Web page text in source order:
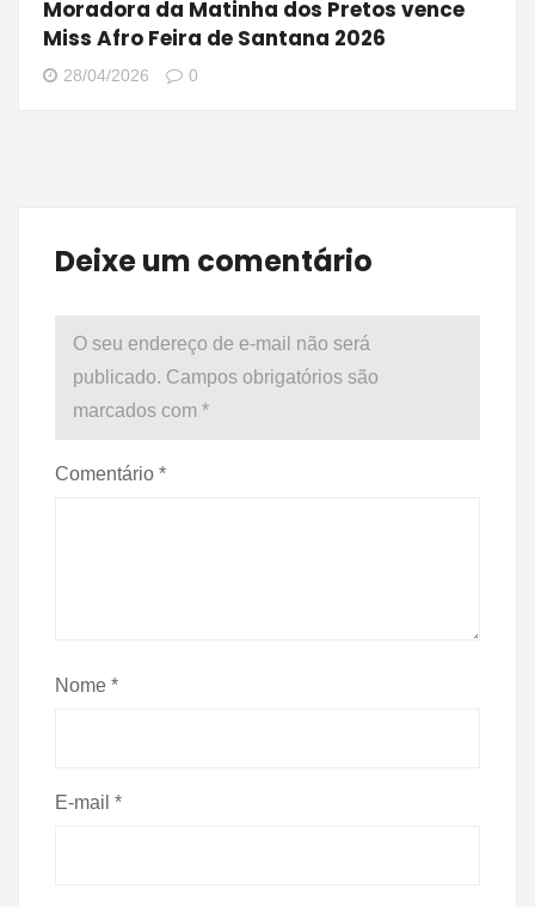
Moradora da Matinha dos Pretos vence
Miss Afro Feira de Santana 2026
28/04/2026 0
Deixe um comentário
O seu endereço de e-mail não será
publicado. Campos obrigatórios são
marcados com *
Comentário *
Nome *
E-mail *